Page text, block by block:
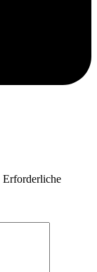
Erforderliche